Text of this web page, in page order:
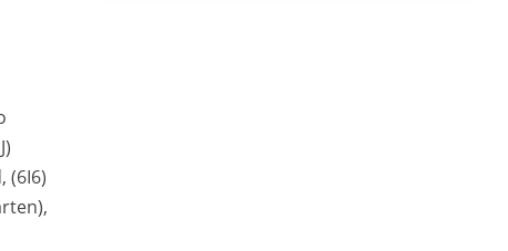
(6I6)